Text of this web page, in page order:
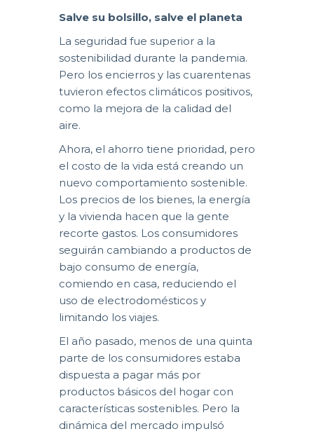
Salve su bolsillo, salve el planeta
La seguridad fue superior a la
sostenibilidad durante la pandemia.
Pero los encierros y las cuarentenas
tuvieron efectos climáticos positivos,
como la mejora de la calidad del
aire.
Ahora, el ahorro tiene prioridad, pero
el costo de la vida está creando un
nuevo comportamiento sostenible.
Los precios de los bienes, la energía
y la vivienda hacen que la gente
recorte gastos. Los consumidores
seguirán cambiando a productos de
bajo consumo de energía,
comiendo en casa, reduciendo el
uso de electrodomésticos y
limitando los viajes.
El año pasado, menos de una quinta
parte de los consumidores estaba
dispuesta a pagar más por
productos básicos del hogar con
características sostenibles. Pero la
dinámica del mercado impulsó